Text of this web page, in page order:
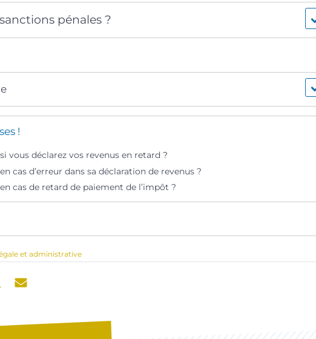
pénales ?
!
vous déclarez vos revenus en retard ?
cas d’erreur dans sa déclaration de revenus ?
cas de retard de paiement de l’impôt ?
et administrative